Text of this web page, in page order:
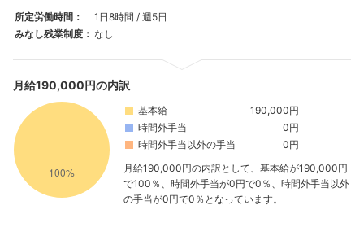
所定労働時間：
1日8時間 / 週5日
みなし残業制度： なし
月給190,000円の内訳
基本給
190,000円
時間外手当
0円
時間外手当以外の手当
0円
月給190,000円の内訳として、基本給が190,000円
で100％、時間外手当が0円で0％、時間外手当以外
の手当が0円で0％となっています。